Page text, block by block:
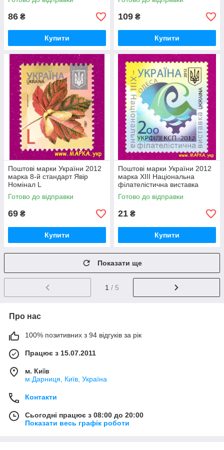
86 ₴
Купити
109 ₴
Купити
Поштові марки України 2012
марка 8-й стандарт Явір
Номінал L
Готово до відправки
69 ₴
Купити
Поштові марки України 2012
марка ХІІІ Національна
філателістична виставка
Укрфілексп-2012 Одеса
Готово до відправки
21 ₴
Купити
Показати ще
1 / 5
Про нас
100% позитивних з 94 відгуків за рік
Працює з 15.07.2011
м. Київ
м.Дарниця, Київ, Україна
Контакти
Сьогодні працює з 08:00 до 20:00
Показати весь графік роботи